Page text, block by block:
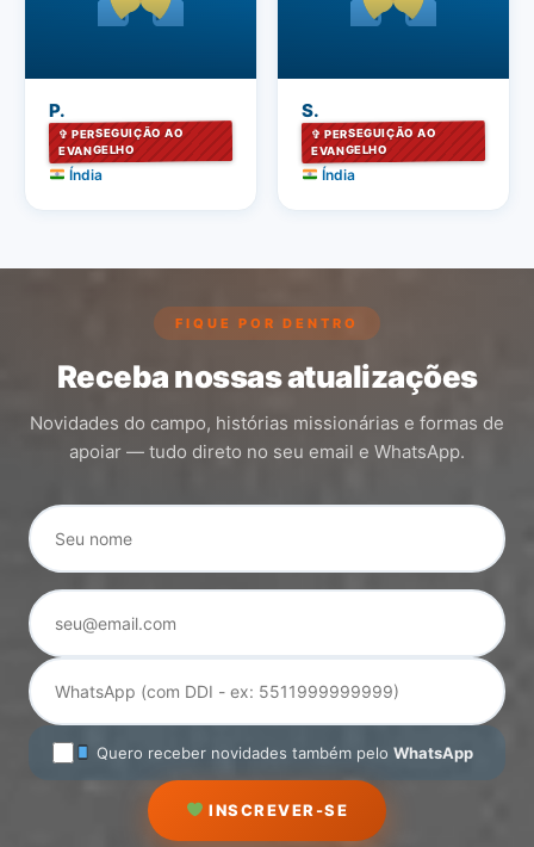
P.
✞ PERSEGUIÇÃO AO
EVANGELHO
Índia
S.
✞ PERSEGUIÇÃO AO
EVANGELHO
Índia
FIQUE POR DENTRO
Receba nossas atualizações
Novidades do campo, histórias missionárias e formas de
apoiar — tudo direto no seu email e WhatsApp.
Quero receber novidades também pelo WhatsApp
INSCREVER-SE